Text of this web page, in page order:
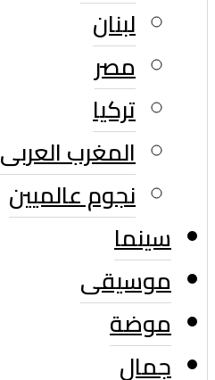
لبنان
مصر
تركيا
المغرب العربى
نجوم عالميين
سينما
موسيقى
موضة
جمال